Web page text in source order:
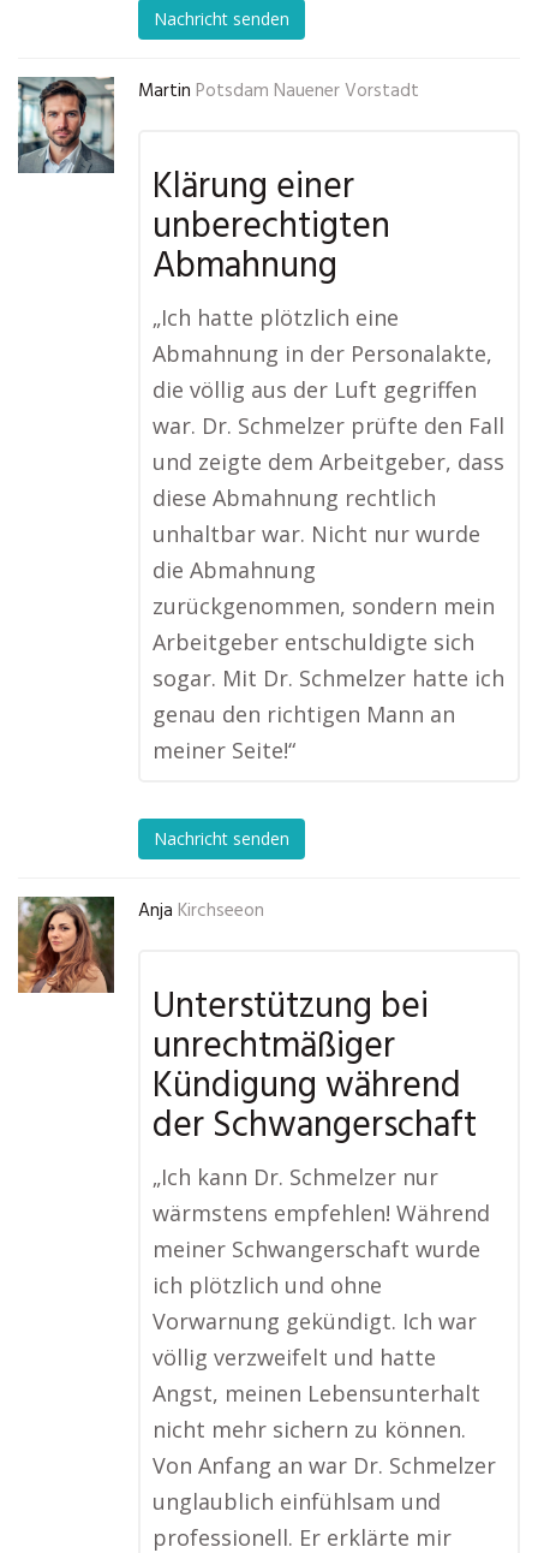
Nachricht senden
Martin Potsdam Nauener Vorstadt
Klärung einer
unberechtigten
Abmahnung
„Ich hatte plötzlich eine
Abmahnung in der Personalakte,
die völlig aus der Luft gegriffen
war. Dr. Schmelzer prüfte den Fall
und zeigte dem Arbeitgeber, dass
diese Abmahnung rechtlich
unhaltbar war. Nicht nur wurde
die Abmahnung
zurückgenommen, sondern mein
Arbeitgeber entschuldigte sich
sogar. Mit Dr. Schmelzer hatte ich
genau den richtigen Mann an
meiner Seite!“
Nachricht senden
Anja Kirchseeon
Unterstützung bei
unrechtmäßiger
Kündigung während
der Schwangerschaft
„Ich kann Dr. Schmelzer nur
wärmstens empfehlen! Während
meiner Schwangerschaft wurde
ich plötzlich und ohne
Vorwarnung gekündigt. Ich war
völlig verzweifelt und hatte
Angst, meinen Lebensunterhalt
nicht mehr sichern zu können.
Von Anfang an war Dr. Schmelzer
unglaublich einfühlsam und
professionell. Er erklärte mir